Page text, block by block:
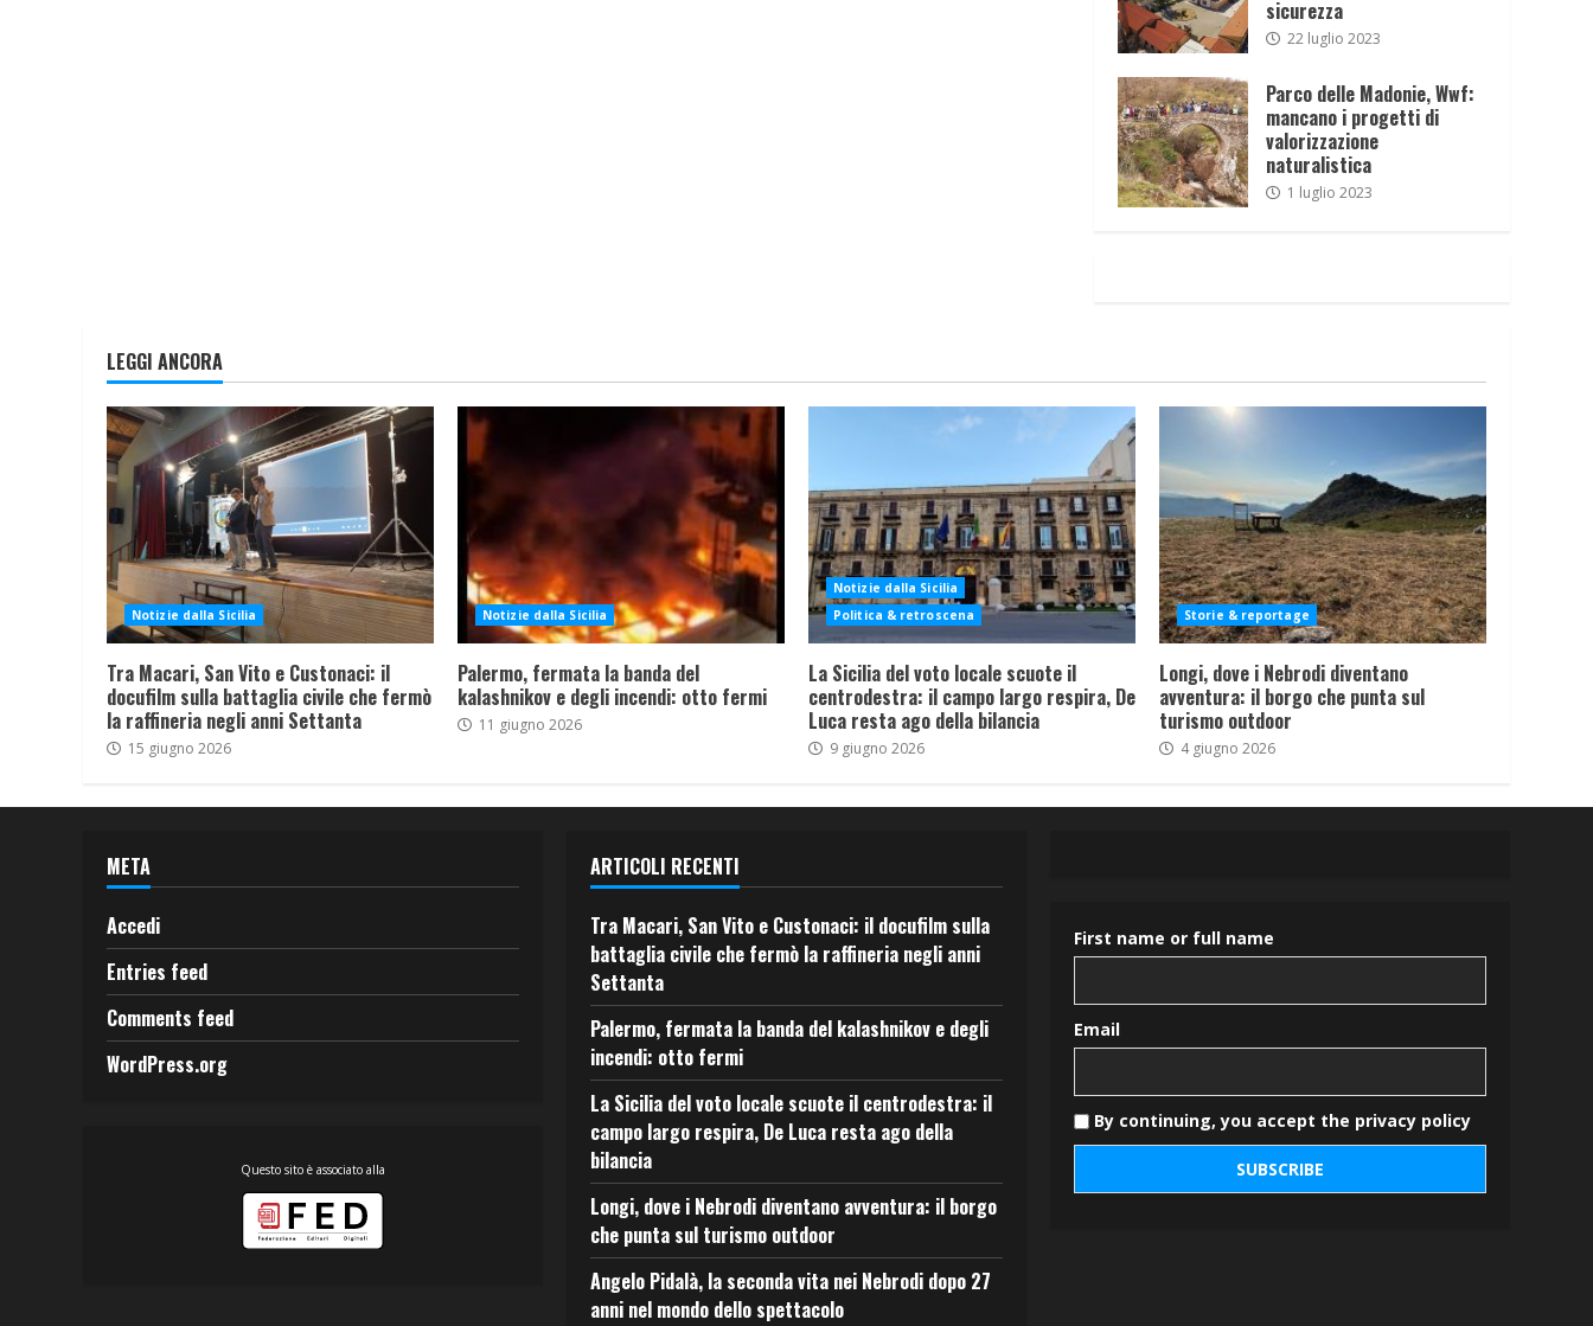
sicurezza
22 luglio 2023
Parco delle Madonie, Wwf:
mancano i progetti di
valorizzazione
naturalistica
1 luglio 2023
LEGGI ANCORA
Notizie dalla Sicilia
Tra Macari, San Vito e Custonaci: il
docufilm sulla battaglia civile che fermò
la raffineria negli anni Settanta
15 giugno 2026
Notizie dalla Sicilia
Palermo, fermata la banda del
kalashnikov e degli incendi: otto fermi
11 giugno 2026
Notizie dalla Sicilia
Politica & retroscena
La Sicilia del voto locale scuote il
centrodestra: il campo largo respira, De
Luca resta ago della bilancia
9 giugno 2026
Storie & reportage
Longi, dove i Nebrodi diventano
avventura: il borgo che punta sul
turismo outdoor
4 giugno 2026
META
Accedi
Entries feed
Comments feed
WordPress.org
Questo sito è associato alla
ARTICOLI RECENTI
Tra Macari, San Vito e Custonaci: il docufilm sulla
battaglia civile che fermò la raffineria negli anni
Settanta
Palermo, fermata la banda del kalashnikov e degli
incendi: otto fermi
La Sicilia del voto locale scuote il centrodestra: il
campo largo respira, De Luca resta ago della
bilancia
Longi, dove i Nebrodi diventano avventura: il borgo
che punta sul turismo outdoor
Angelo Pidalà, la seconda vita nei Nebrodi dopo 27
anni nel mondo dello spettacolo
First name or full name
Email
By continuing, you accept the privacy policy